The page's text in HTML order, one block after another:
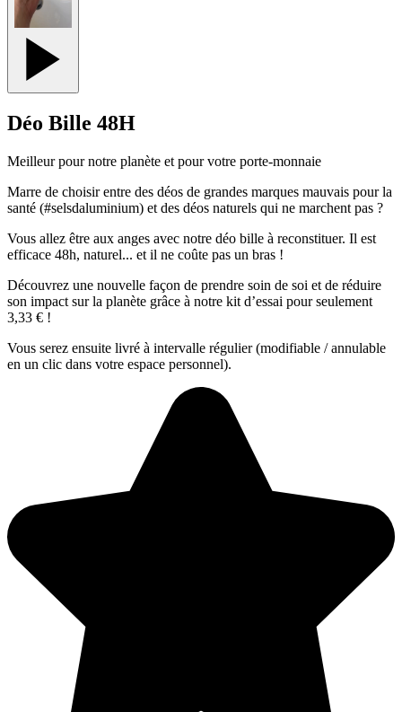
Déo Bille 48H
Meilleur pour notre planète et pour votre porte-monnaie
Marre de choisir entre des déos de grandes marques mauvais pour la
santé (#selsdaluminium) et des déos naturels qui ne marchent pas ?
Vous allez être aux anges avec notre déo bille à reconstituer. Il est
efficace 48h, naturel... et il ne coûte pas un bras !
Découvrez une nouvelle façon de prendre soin de soi et de réduire
son impact sur la planète grâce à notre kit d’essai pour seulement
3,33 € !
Vous serez ensuite livré à intervalle régulier (modifiable / annulable
en un clic dans votre espace personnel).